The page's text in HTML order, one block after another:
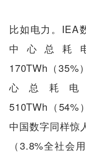
比如电力。IEA
中心总耗
170TWh（35%
心总耗电
510TWh（54%
中国数字同样惊
（3.8%全社会